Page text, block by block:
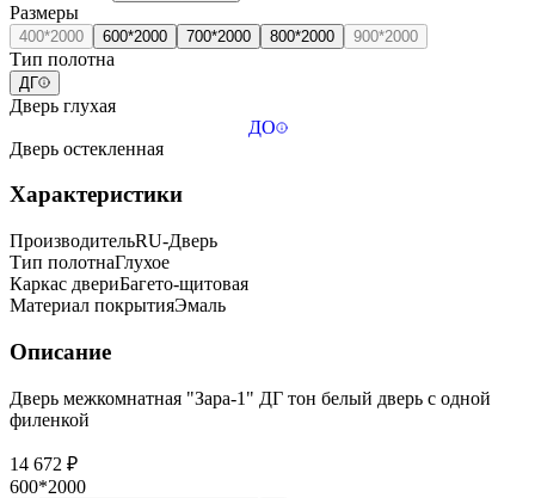
Размеры
400*2000 600*2000 700*2000 800*2000 900*2000
Тип полотна
ДГ
Дверь глухая
ДО
Дверь остекленная
Характеристики
ПроизводительRU-Дверь
Тип полотнаГлухое
Каркас двериБагето-щитовая
Материал покрытияЭмаль
Описание
Дверь межкомнатная "Зара-1" ДГ тон белый дверь с одной
филенкой
14 672 ₽
600*2000